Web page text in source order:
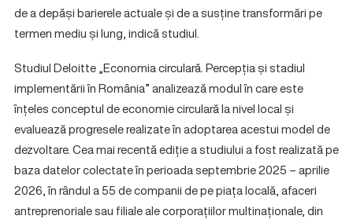
de a depăși barierele actuale și de a susține transformări pe
termen mediu și lung, indică studiul.
Studiul Deloitte „Economia circulară. Percepția și stadiul
implementării în România” analizează modul în care este
înțeles conceptul de economie circulară la nivel local și
evaluează progresele realizate în adoptarea acestui model de
dezvoltare. Cea mai recentă ediție a studiului a fost realizată pe
baza datelor colectate în perioada septembrie 2025 – aprilie
2026, în rândul a 55 de companii de pe piața locală, afaceri
antreprenoriale sau filiale ale corporațiilor multinaționale, din